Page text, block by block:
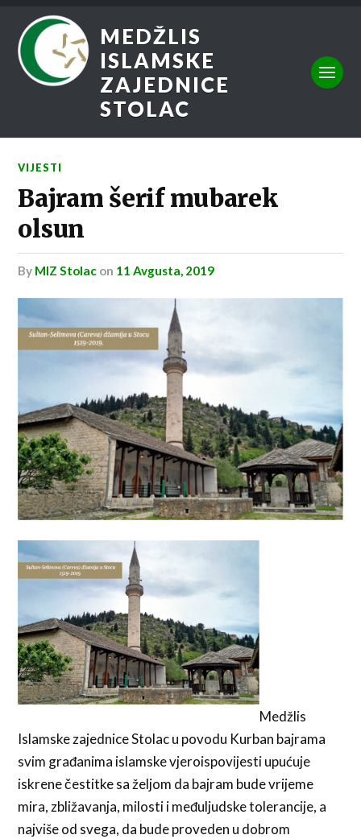
MEDŽLIS
ISLAMSKE
ZAJEDNICE
STOLAC
VIJESTI
Bajram šerif mubarek
olsun
by MIZ Stolac on 11 Avgusta, 2019
Medžlis
Islamske zajednice Stolac u povodu Kurban bajrama
svim građanima islamske vjeroispovijesti upućuje
iskrene čestitke sa željom da bajram bude vrijeme
mira, zbližavanja, milosti i međuljudske tolerancije, a
najviše od svega, da bude proveden u dobrom